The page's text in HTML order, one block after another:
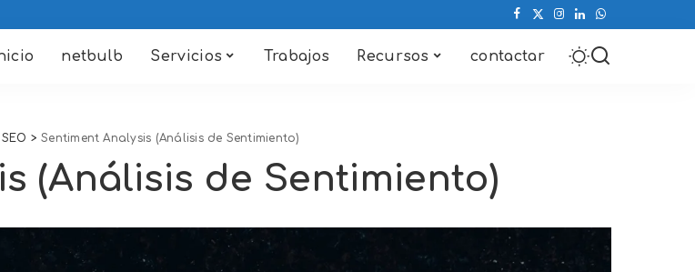
netbulb Servicios Trabajos Recursos contactar
>Sentiment Analysis (Análisis de Sentimiento)
(Análisis de Sentimiento)